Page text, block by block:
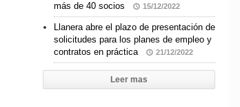
más de 40 socios
15/12/2022
Llanera abre el plazo de presentación de
solicitudes para los planes de empleo y
contratos en práctica
21/12/2022
Leer mas